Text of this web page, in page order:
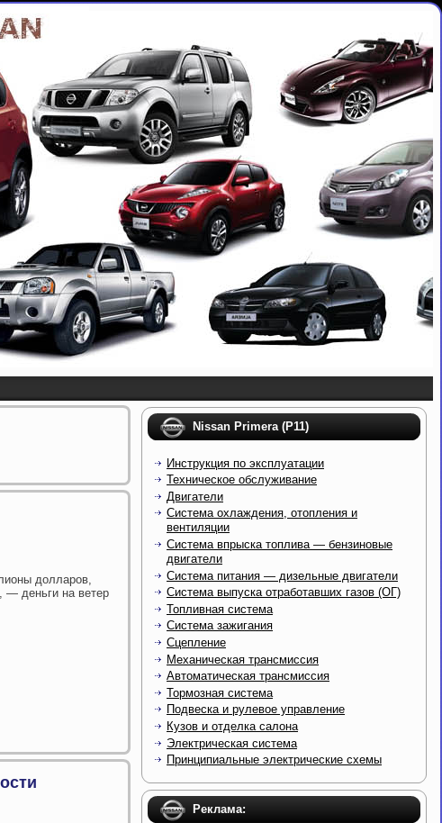
долларов,
— деньги на ветер
Nissan Primera (P11)
Инструкция по эксплуатации
Техническое обслуживание
Двигатели
Система охлаждения, отопления и
вентиляции
Система впрыска топлива — бензиновые
двигатели
Система питания — дизельные двигатели
Система выпуска отработавших газов (ОГ)
Топливная система
Система зажигания
Сцепление
Механическая трансмиссия
Автоматическая трансмиссия
Тормозная система
Подвеска и рулевое управление
Кузов и отделка салона
Электрическая система
Принципиальные электрические схемы
Реклама: